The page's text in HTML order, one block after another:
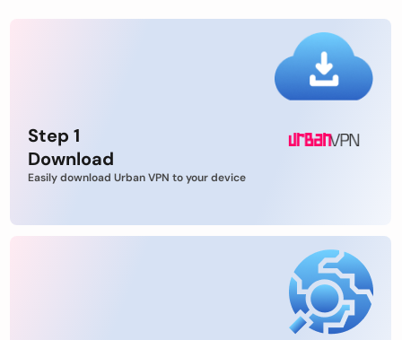
Step 1
Download
Easily download Urban VPN to your device